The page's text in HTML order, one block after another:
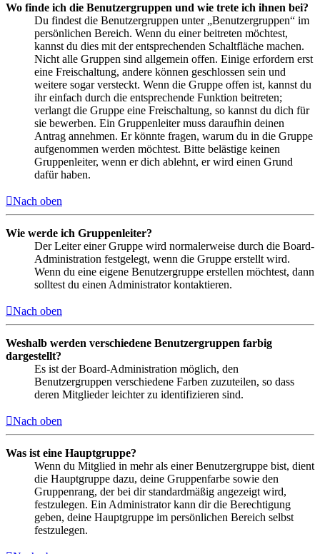
Wo finde ich die Benutzergruppen und wie trete ich ihnen bei?
Du findest die Benutzergruppen unter „Benutzergruppen“ im
persönlichen Bereich. Wenn du einer beitreten möchtest,
kannst du dies mit der entsprechenden Schaltfläche machen.
Nicht alle Gruppen sind allgemein offen. Einige erfordern erst
eine Freischaltung, andere können geschlossen sein und
weitere sogar versteckt. Wenn die Gruppe offen ist, kannst du
ihr einfach durch die entsprechende Funktion beitreten;
verlangt die Gruppe eine Freischaltung, so kannst du dich für
sie bewerben. Ein Gruppenleiter muss daraufhin deinen
Antrag annehmen. Er könnte fragen, warum du in die Gruppe
aufgenommen werden möchtest. Bitte belästige keinen
Gruppenleiter, wenn er dich ablehnt, er wird einen Grund
dafür haben.
Nach oben
Wie werde ich Gruppenleiter?
Der Leiter einer Gruppe wird normalerweise durch die Board-
Administration festgelegt, wenn die Gruppe erstellt wird.
Wenn du eine eigene Benutzergruppe erstellen möchtest, dann
solltest du einen Administrator kontaktieren.
Nach oben
Weshalb werden verschiedene Benutzergruppen farbig
dargestellt?
Es ist der Board-Administration möglich, den
Benutzergruppen verschiedene Farben zuzuteilen, so dass
deren Mitglieder leichter zu identifizieren sind.
Nach oben
Was ist eine Hauptgruppe?
Wenn du Mitglied in mehr als einer Benutzergruppe bist, dient
die Hauptgruppe dazu, deine Gruppenfarbe sowie den
Gruppenrang, der bei dir standardmäßig angezeigt wird,
festzulegen. Ein Administrator kann dir die Berechtigung
geben, deine Hauptgruppe im persönlichen Bereich selbst
festzulegen.